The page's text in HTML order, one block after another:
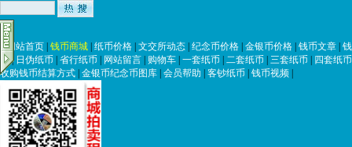
|网站首页 钱币商城 纸币价格 文交所动态 纪念币价格 金银币价格 钱币文章
币| 日伪纸币 省行纸币 网站留言 购物车 一套纸币 二套纸币 三套纸币
四套纸币
收购钱币结算方式 金银币纪念币图库 会员帮助 客钞纸币 钱币视频